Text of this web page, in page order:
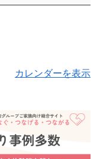
カレンダーを表示